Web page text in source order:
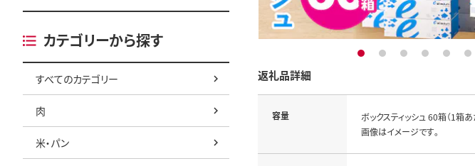
カテゴリーから探す
すべてのカテゴリー
肉
米・パン
1 2 3 4 5 6
返礼品詳細
容量
ボックスティッシュ 60箱（1
画像はイメージです｡